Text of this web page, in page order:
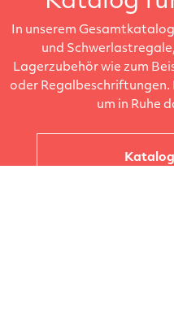
In unserem
und
Lagerzubehör wie zum
oder
um in Ruhe